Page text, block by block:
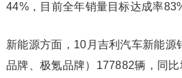
44%，目前全年销量目标达成率
新能源方面，10月吉利汽车新能源
品牌、极氪品牌）177882辆，同